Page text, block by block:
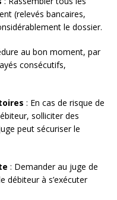
(relevés bancaires,
le dossier.
au bon moment, par
consécutifs,
: En cas de risque de
solliciter des
peut sécuriser le
: Demander au juge de
débiteur à s’exécuter